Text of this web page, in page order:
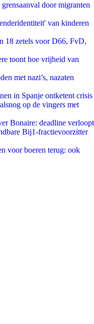
door migranten
van kinderen
18 zetels voor D66, FvD,
toont hoe vrijheid van
met nazi’s, nazaten
in Spanje ontketent crisis
op de vingers met
Bonaire: deadline verloopt
Bij1-fractievoorzitter
voor boeren terug: ook